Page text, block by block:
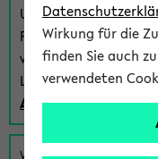
Um sich einen
Funktionen des
verwenden Sie
Login:
Anmeldung zum
Wirkung für die
finden Sie auch
verwendeten